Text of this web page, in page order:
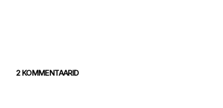
2 KOMMENTAARID